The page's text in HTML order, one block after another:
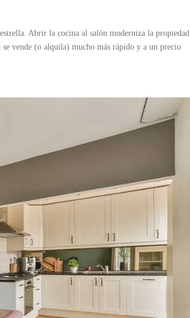
Abrir la cocina al salón moderniza la propiedad
vende (o alquila) mucho más rápido y a un precio